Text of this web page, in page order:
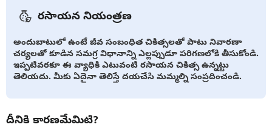
రసాయన నియంత్రణ
అందుబాటులో ఉంటే జీవ సంబంధిత చికిత్సలతో పాటు నివారణా
చర్యలతో కూడిన సమగ్ర విధానాన్ని ఎల్లప్పుడూ పరిగణలోకి తీసుకోండి.
ఇప్పటివరకూ ఈ వ్యాధికి ఎటువంటి రసాయన చికిత్స ఉన్నట్టు
తెలియదు. మీకు ఏదైనా తెలిస్తే దయచేసి మమ్మల్ని సంప్రదించండి.
దీనికి కారణమేమిటి?